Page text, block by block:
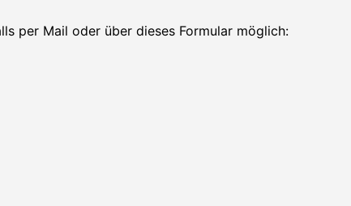
per Mail oder über dieses Formular möglich: